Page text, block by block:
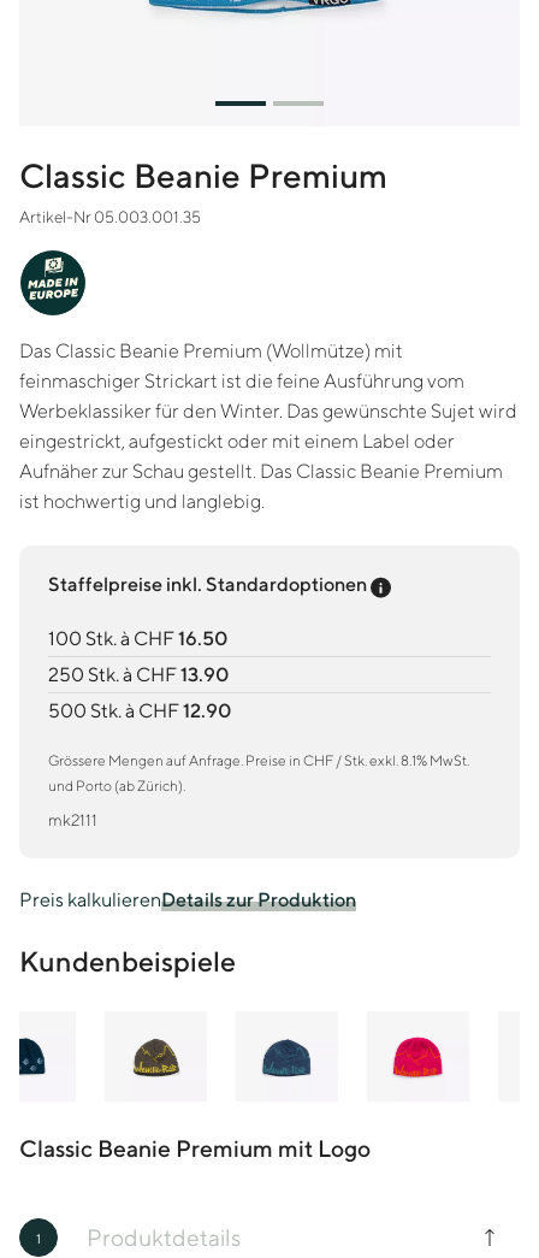
Classic Beanie Premium
Artikel-Nr 05.003.001.35
MADE IN
EUROPE
Das Classic Beanie Premium (Wollmütze) mit
feinmaschiger Strickart ist die feine Ausführung vom
Werbeklassiker für den Winter. Das gewünschte Sujet wird
eingestrickt, aufgestickt oder mit einem Label oder
Aufnäher zur Schau gestellt. Das Classic Beanie Premium
ist hochwertig und langlebig.
Staffelpreise inkl. Standardoptionen Preis-Tooltip
100 Stk. à CHF16.50
250 Stk. à CHF13.90
500 Stk. à CHF12.90
Grössere Mengen auf Anfrage. Preise in CHF / Stk. exkl. 8.1% MwSt.
und Porto (ab Zürich).
mk2111
Preis kalkulierenDetails zur Produktion
Kundenbeispiele
Classic Beanie Premium mit Logo
1 Produktdetails